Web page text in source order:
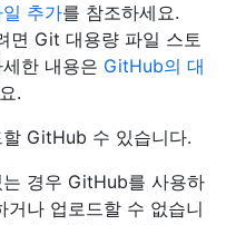
추가를 참조하세요.
면 Git 대용량 파일 스토
한 내용은 GitHub의 대
.
GitHub 수 있습니다.
경우 GitHub를 사용하
나 업로드할 수 없습니